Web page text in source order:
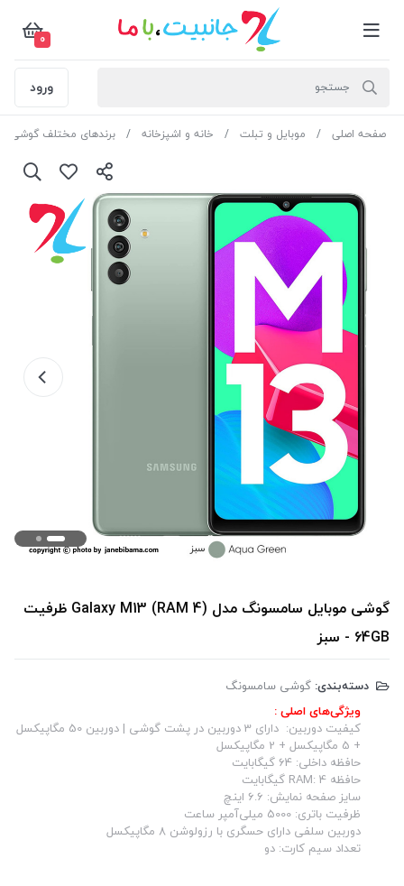
0
ورود
صفحه اصلی موبایل و تبلت خانه و اشپزخانه برندهای مختلف گوشی
گوشی موبایل سامسونگ مدل Galaxy M13 (RAM 4) ظرفیت
64GB - سبز
دسته‌بندی: گوشی سامسونگ
ویژگی‌های اصلی :
کیفیت دوربین: دارای 3 دوربین در پشت گوشی | دوربین 50 مگاپیکسل
+ 5 مگاپیکسل + 2 مگاپیکسل
حافظه داخلی: 64 گیگابایت
حافظه RAM: 4 گیگابایت
سایز صفحه نمایش: 6.6 اینچ
ظرفیت باتری: 5000 میلی‌آمپر ساعت
دوربین سلفی دارای حسگری با رزولوشن 8 مگاپیکسل
تعداد سیم کارت: دو